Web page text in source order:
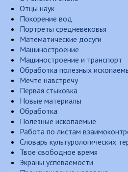
Отцы наук
Покорение вод
Портреты средневековья
Математические досуги
Машиностроение
Машиностроение и транспорт
Обработка полезных
Мечте навстречу
Первая стыковка
Новые материалы
Обработка
Полезные ископаемые
Работа по листам
Словарь культурологических
Твое свободное время
Экраны успеваемости